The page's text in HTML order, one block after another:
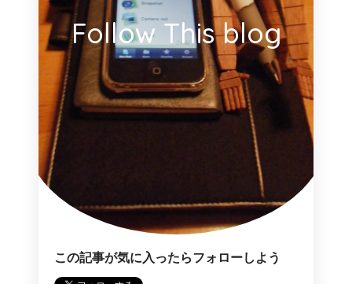
Follow This blog
この記事が気に入ったらフォローしよう